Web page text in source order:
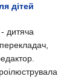
дітей
дитяча